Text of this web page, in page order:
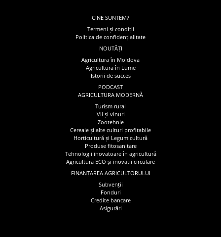
CINE SUNTEM?
Termeni și condiții
Politica de confidențialitate
NOUTĂȚI
Agricultura în Moldova
Agricultura în Lume
Istorii de succes
PODCAST
AGRICULTURA MODERNĂ
Turism rural
Vii și vinuri
Zootehnie
Cereale și alte culturi profitabile
Horticultură și Legumicultură
Produse fitosanitare
Tehnologii inovatoare în agricultură
Agricultura ECO și inovatii circulare
FINANȚAREA AGRICULTORULUI
Subvenții
Fonduri
Credite bancare
Asigurări